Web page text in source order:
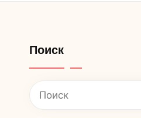
Поиск